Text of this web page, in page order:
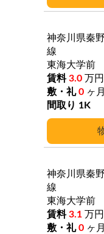
神奈川県秦
線
東海大学前
3.0 万円
0 ヶ月
1K
神奈川県秦
線
東海大学前
3.1 万円
0 ヶ月